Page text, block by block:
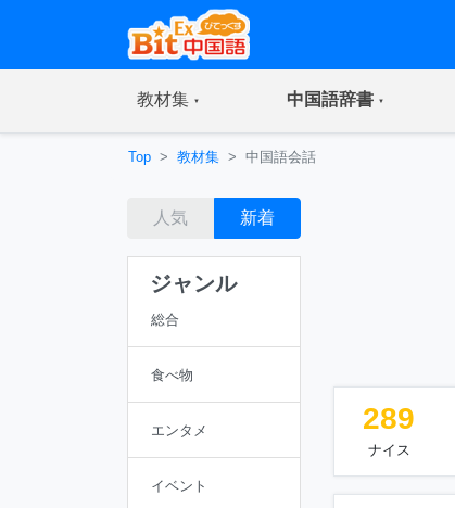
教材集(current) 中国語辞書(current)
Top 教材集 中国語会話
人気 新着
ジャンル
総合
食べ物
エンタメ
イベント
289
ナイス